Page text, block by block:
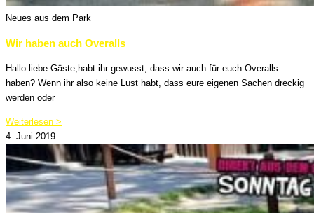
Neues aus dem Park
Wir haben auch Overalls
Hallo liebe Gäste,habt ihr gewusst, dass wir auch für euch Overalls
haben? Wenn ihr also keine Lust habt, dass eure eigenen Sachen dreckig
werden oder
Weiterlesen >
4. Juni 2019